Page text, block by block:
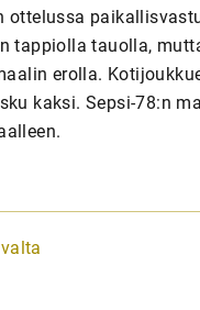
ottelussa
tappiolla tauolla,
erolla.
kaksi. Sepsi-78:n